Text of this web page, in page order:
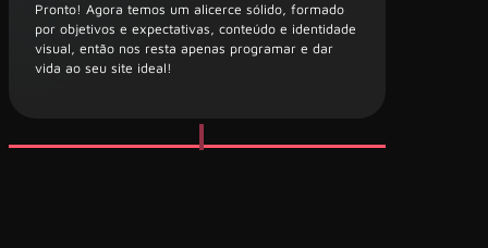
Pronto! Agora temos um alicerce sólido, formado
por objetivos e expectativas, conteúdo e identidade
visual, então nos resta apenas programar e dar
vida ao seu site ideal!